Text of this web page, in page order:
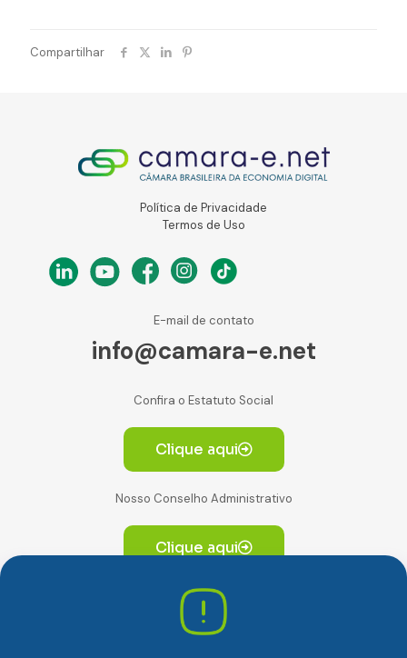
Compartilhar
Política de Privacidade
Termos de Uso
E-mail de contato
info@camara-e.net
Confira o Estatuto Social
Clique aqui
Nosso Conselho Administrativo
Clique aqui
Av. Paulista, 2064. Conjunto 14, (Edifício Paulista) -
CEP 01310-928 Consolação – São Paulo/SP